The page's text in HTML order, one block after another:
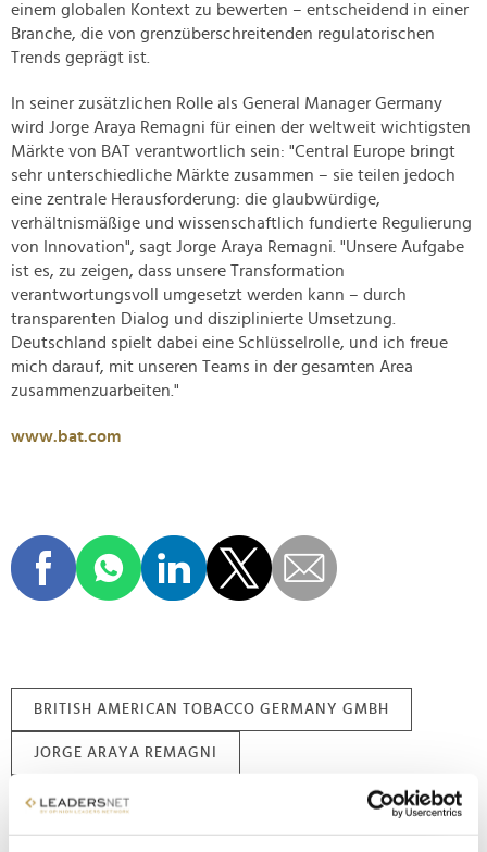
einem globalen Kontext zu bewerten – entscheidend in einer
Branche, die von grenzüberschreitenden regulatorischen
Trends geprägt ist.
In seiner zusätzlichen Rolle als General Manager Germany
wird Jorge Araya Remagni für einen der weltweit wichtigsten
Märkte von BAT verantwortlich sein: "Central Europe bringt
sehr unterschiedliche Märkte zusammen – sie teilen jedoch
eine zentrale Herausforderung: die glaubwürdige,
verhältnismäßige und wissenschaftlich fundierte Regulierung
von Innovation", sagt Jorge Araya Remagni. "Unsere Aufgabe
ist es, zu zeigen, dass unsere Transformation
verantwortungsvoll umgesetzt werden kann – durch
transparenten Dialog und disziplinierte Umsetzung.
Deutschland spielt dabei eine Schlüsselrolle, und ich freue
mich darauf, mit unseren Teams in der gesamten Area
zusammenzuarbeiten."
www.bat.com
BRITISH AMERICAN TOBACCO GERMANY GMBH
JORGE ARAYA REMAGNI
OPINION LEADER DES TAGES